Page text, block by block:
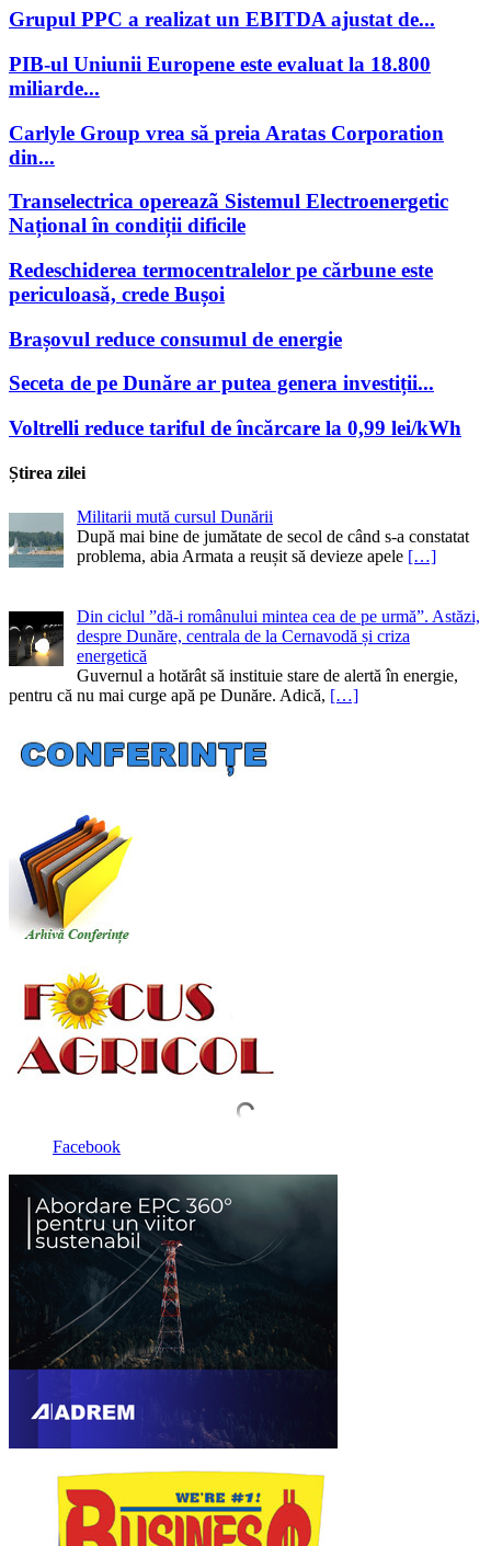
Grupul PPC a realizat un EBITDA ajustat de...
PIB-ul Uniunii Europene este evaluat la 18.800
miliarde...
Carlyle Group vrea să preia Aratas Corporation
din...
Transelectrica opereazã Sistemul Electroenergetic
Național în condiții dificile
Redeschiderea termocentralelor pe cărbune este
periculoasă, crede Bușoi
Brașovul reduce consumul de energie
Seceta de pe Dunăre ar putea genera investiții...
Voltrelli reduce tariful de încărcare la 0,99 lei/kWh
Știrea zilei
Militarii mută cursul Dunării
După mai bine de jumătate de secol de când s-a constatat
problema, abia Armata a reușit să devieze apele […]
Din ciclul ”dă-i românului mintea cea de pe urmă”. Astăzi,
despre Dunăre, centrala de la Cernavodă și criza
energetică
Guvernul a hotărât să instituie stare de alertă în energie,
pentru că nu mai curge apă pe Dunăre. Adică, […]
Facebook